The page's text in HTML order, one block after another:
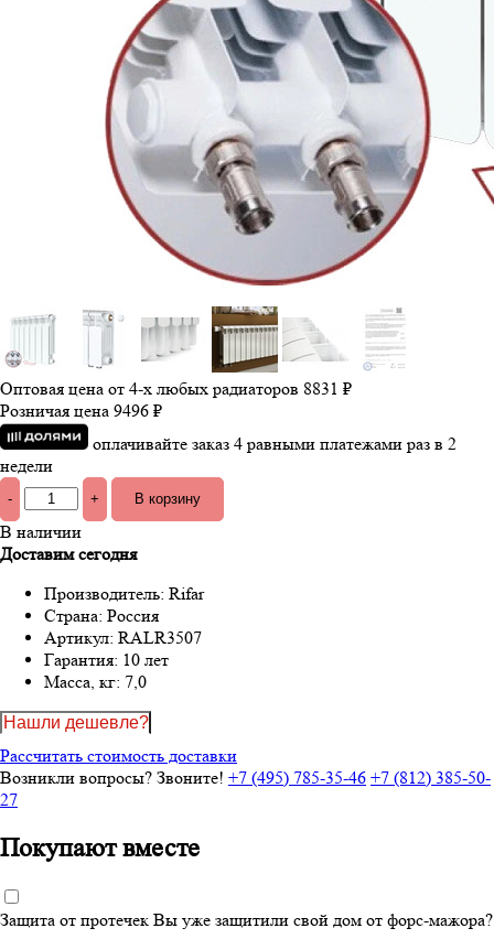
Оптовая цена от 4-х любых радиаторов 8831 ₽
Розничая цена 9496 ₽
оплачивайте заказ 4 равными платежами раз в 2
недели
- +
В наличии
Доставим сегодня
Производитель: Rifar
Страна: Россия
Артикул: RALR3507
Гарантия: 10 лет
Масса, кг: 7,0
Нашли дешевле?
Рассчитать стоимость доставки
Возникли вопросы? Звоните! +7 (495) 785-35-46 +7 (812) 385-50-
27
Покупают вместе
Защита от протечек Вы уже защитили свой дом от форс-мажора?